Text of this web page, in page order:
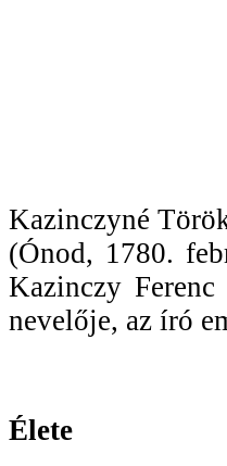
Kazinczyné
(Ónod, 1780.
Kazinczy
nevelője, az író
Élete